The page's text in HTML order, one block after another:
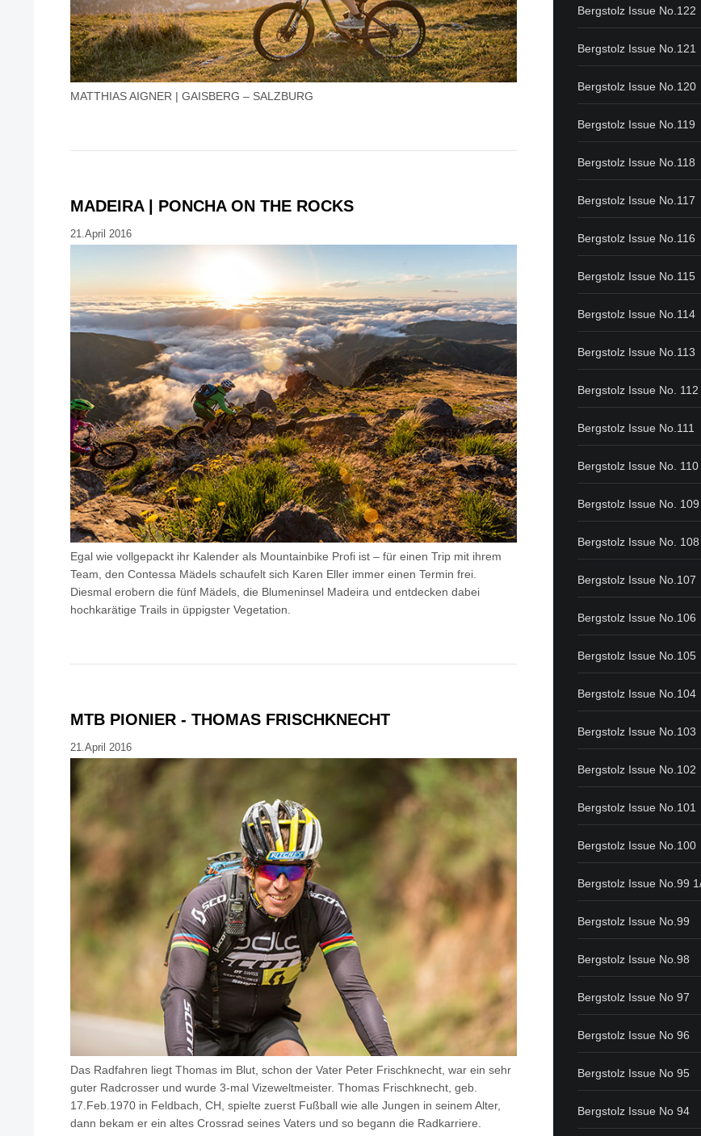
MATTHIAS AIGNER | GAISBERG – SALZBURG
MADEIRA | PONCHA ON THE ROCKS
21.April 2016
Egal wie vollgepackt ihr Kalender als Mountainbike Profi ist – für einen Trip mit ihrem
Team, den Contessa Mädels schaufelt sich Karen Eller immer einen Termin frei.
Diesmal erobern die fünf Mädels, die Blumeninsel Madeira und entdecken dabei
hochkarätige Trails in üppigster Vegetation.
MTB PIONIER - THOMAS FRISCHKNECHT
21.April 2016
Das Radfahren liegt Thomas im Blut, schon der Vater Peter Frischknecht, war ein sehr
guter Radcrosser und wurde 3-mal Vizeweltmeister. Thomas Frischknecht, geb.
17.Feb.1970 in Feldbach, CH, spielte zuerst Fußball wie alle Jungen in seinem Alter,
dann bekam er ein altes Crossrad seines Vaters und so begann die Radkarriere.
Bergstolz Issue No.122
Bergstolz Issue No.121
Bergstolz Issue No.120
Bergstolz Issue No.119
Bergstolz Issue No.118
Bergstolz Issue No.117
Bergstolz Issue No.116
Bergstolz Issue No.115
Bergstolz Issue No.114
Bergstolz Issue No.113
Bergstolz Issue No. 112
Bergstolz Issue No.111
Bergstolz Issue No. 110
Bergstolz Issue No. 109
Bergstolz Issue No. 108
Bergstolz Issue No.107
Bergstolz Issue No.106
Bergstolz Issue No.105
Bergstolz Issue No.104
Bergstolz Issue No.103
Bergstolz Issue No.102
Bergstolz Issue No.101
Bergstolz Issue No.100
Bergstolz Issue No.99
Bergstolz Issue No.99
Bergstolz Issue No.98
Bergstolz Issue No 97
Bergstolz Issue No 96
Bergstolz Issue No 95
Bergstolz Issue No 94